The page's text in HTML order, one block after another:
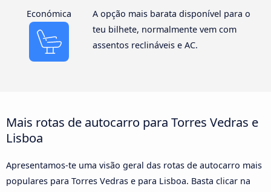
Económica
A opção mais barata disponível para o
teu bilhete, normalmente vem com
assentos reclináveis e AC.
Mais rotas de autocarro para Torres Vedras e
Lisboa
Apresentamos-te uma visão geral das rotas de autocarro mais
populares para Torres Vedras e para Lisboa. Basta clicar na